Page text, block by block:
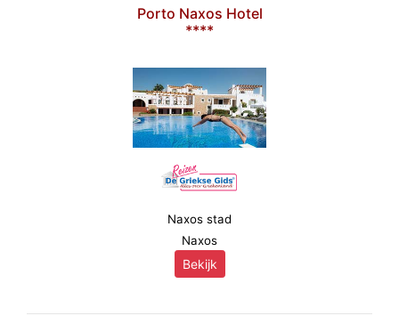
Porto Naxos Hotel
****
Naxos stad
Naxos
Bekijk